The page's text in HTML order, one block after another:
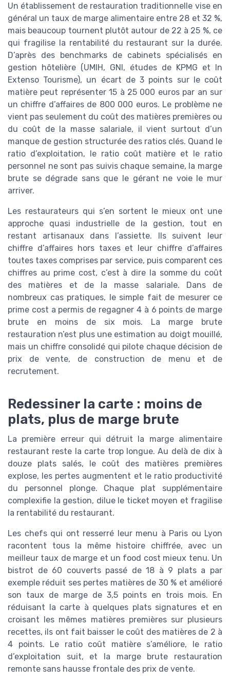
Un établissement de restauration traditionnelle vise en
général un taux de marge alimentaire entre 28 et 32 %,
mais beaucoup tournent plutôt autour de 22 à 25 %, ce
qui fragilise la rentabilité du restaurant sur la durée.
D’après des benchmarks de cabinets spécialisés en
gestion hôtelière (UMIH, GNI, études de KPMG et In
Extenso Tourisme), un écart de 3 points sur le coût
matière peut représenter 15 à 25 000 euros par an sur
un chiffre d’affaires de 800 000 euros. Le problème ne
vient pas seulement du coût des matières premières ou
du coût de la masse salariale, il vient surtout d’un
manque de gestion structurée des ratios clés. Quand le
ratio d’exploitation, le ratio coût matière et le ratio
personnel ne sont pas suivis chaque semaine, la marge
brute se dégrade sans que le gérant ne voie le mur
arriver.
Les restaurateurs qui s’en sortent le mieux ont une
approche quasi industrielle de la gestion, tout en
restant artisanaux dans l’assiette. Ils suivent leur
chiffre d’affaires hors taxes et leur chiffre d’affaires
toutes taxes comprises par service, puis comparent ces
chiffres au prime cost, c’est à dire la somme du coût
des matières et de la masse salariale. Dans de
nombreux cas pratiques, le simple fait de mesurer ce
prime cost a permis de regagner 4 à 6 points de marge
brute en moins de six mois. La marge brute
restauration n’est plus une estimation au doigt mouillé,
mais un chiffre consolidé qui pilote chaque décision de
prix de vente, de construction de menu et de
recrutement.
Redessiner la carte : moins de
plats, plus de marge brute
La première erreur qui détruit la marge alimentaire
restaurant reste la carte trop longue. Au delà de dix à
douze plats salés, le coût des matières premières
explose, les pertes augmentent et le ratio productivité
du personnel plonge. Chaque plat supplémentaire
complexifie la gestion, dilue le ticket moyen et fragilise
la rentabilité du restaurant.
Les chefs qui ont resserré leur menu à Paris ou Lyon
racontent tous la même histoire chiffrée, avec un
meilleur taux de marge et un food cost mieux tenu. Un
bistrot de 60 couverts passé de 18 à 9 plats a par
exemple réduit ses pertes matières de 30 % et amélioré
son taux de marge de 3,5 points en trois mois. En
réduisant la carte à quelques plats signatures et en
croisant les mêmes matières premières sur plusieurs
recettes, ils ont fait baisser le coût des matières de 2 à
4 points. Le ratio coût matière s’améliore, le ratio
d’exploitation suit, et la marge brute restauration
remonte sans hausse frontale des prix de vente.